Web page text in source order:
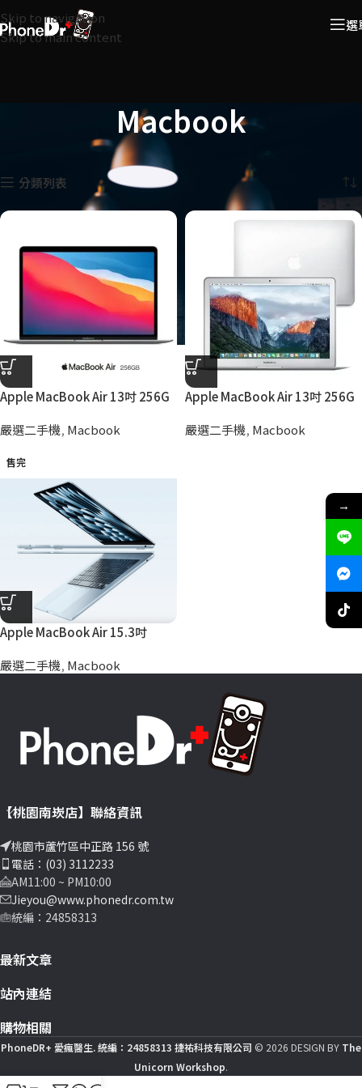
Skip to navigation
Skip to main content
選
Macbook
Macbook
分類列表
Apple MacBook Air 13吋 256G
嚴選二手機, Macbook
Apple MacBook Air 13吋 256G
嚴選二手機, Macbook
售完
Apple MacBook Air 15.3吋
嚴選二手機, Macbook
【桃園南崁店】聯絡資訊
桃園市蘆竹區中正路 156 號
電話：(03) 3112233
AM11:00 ~ PM10:00
Jieyou@www.phonedr.com.tw
統編：24858313
最新文章
站內連結
購物相關
PhoneDR+ 愛瘋醫生. 統編：24858313 捷祐科技有限公司 © 2026 DESIGN BY The
Unicorn Workshop.
→